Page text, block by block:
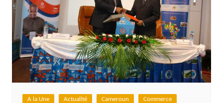
A la Une Actualité Cameroun Commerce